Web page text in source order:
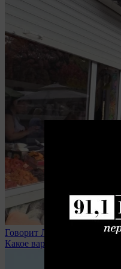
Говорит Липецк
Какое варенье вы любите?